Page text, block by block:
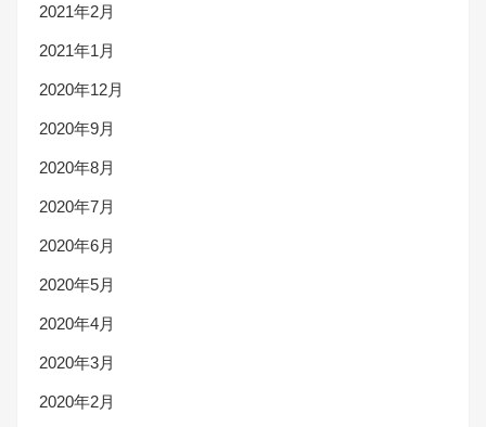
2021年2月
2021年1月
2020年12月
2020年9月
2020年8月
2020年7月
2020年6月
2020年5月
2020年4月
2020年3月
2020年2月